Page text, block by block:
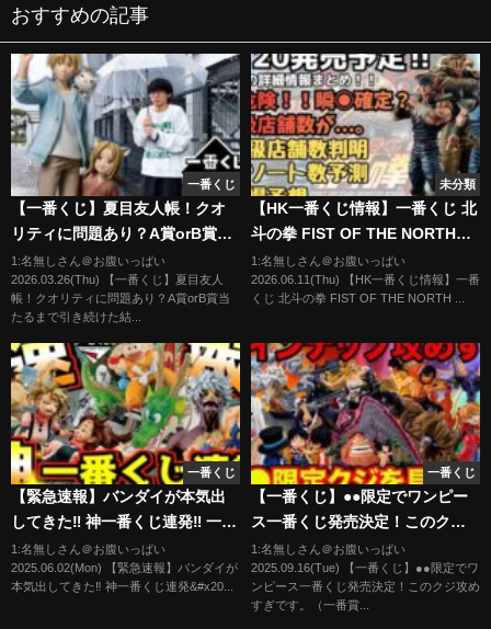
おすすめの記事
一番くじ
【一番くじ】夏目友人帳！クオ
リティに問題あり？A賞orB賞当
たるまで引き続けた結果。｜一
番くじ 夏目友人帳 あとりえほ
ん〜紙飛行機に乗せて〜
1:名無しさん＠お腹いっぱい
2026.03.26(Thu) 【一番くじ】夏目友人
帳！クオリティに問題あり？A賞orB賞当
たるまで引き続けた結...
未分類
【HK一番くじ情報】一番くじ 北
斗の拳 FIST OF THE NORTH
STAR ！！くじの詳細情報まと
め！
1:名無しさん＠お腹いっぱい
2026.06.11(Thu) 【HK一番くじ情報】一番
くじ 北斗の拳 FIST OF THE NORTH ...
一番くじ
【緊急速報】バンダイが本気出
してきた‼︎ 神一番くじ連発‼︎ 一番
くじ ドラゴンボール DRAGON
BALL 40th 其之一 僕のヒーロー
アカデミア -幸せの上に- ワンピ
1:名無しさん＠お腹いっぱい
2025.06.02(Mon) 【緊急速報】バンダイが
本気出してきた‼︎ 神一番くじ連発&#x20...
一番くじ
【一番くじ】●●限定でワンピー
ス一番くじ発売決定！このクジ
攻めすぎです。（一番賞、ワン
ピース、エヴァンゲリオン、ダ
ンダダン）
1:名無しさん＠お腹いっぱい
2025.09.16(Tue) 【一番くじ】●●限定でワ
ンピース一番くじ発売決定！このクジ攻め
すぎです。（一番賞...